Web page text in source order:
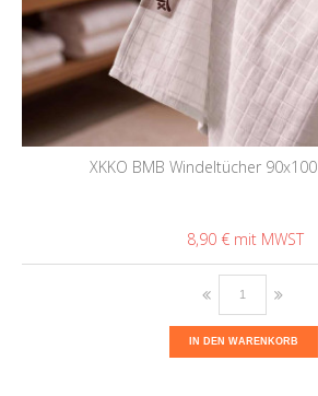
XKKO BMB Windeltücher
8,90 €
IN DEN WARENKORB